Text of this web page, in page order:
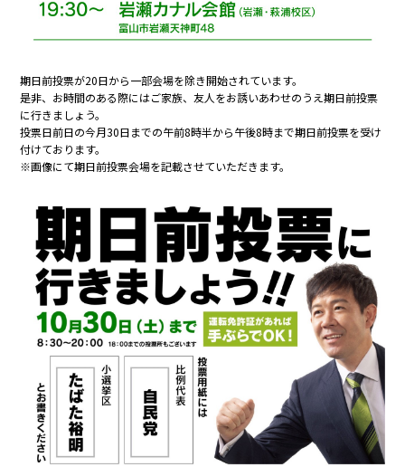
期日前投票が20日から一部会場を除き開始されています。
是非、お時間のある際にはご家族、友人をお誘いあわせのうえ期日前投票
に行きましょう。
投票日前日の今月30日までの午前8時半から午後8時まで期日前投票を受け
付けております。
※画像にて期日前投票会場を記載させていただきます。